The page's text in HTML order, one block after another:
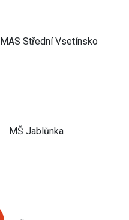
MAS Střední Vsetínsko
MŠ Jablůnka